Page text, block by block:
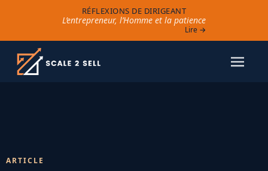
RÉFLEXIONS DE DIRIGEANT
L’entrepreneur, l’Homme et la patience
Lire →
ARTICLE